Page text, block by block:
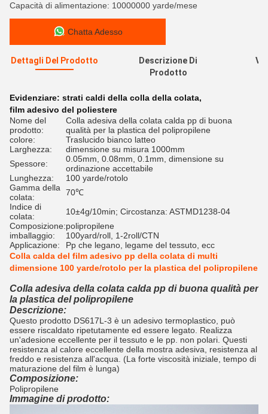
Capacità di alimentazione: 10000000 yarde/mese
Chatta Adesso
Dettagli Del Prodotto
Descrizione Di
Prodotto
Evidenziare: strati caldi della colla della colata,
film adesivo del poliestere
Nome del
prodotto:
Colla adesiva della colata calda pp di buona
qualità per la plastica del polipropilene
colore:
Traslucido bianco latteo
Larghezza:
dimensione su misura 1000mm
Spessore:
0.05mm, 0.08mm, 0.1mm, dimensione su
ordinazione accettabile
Lunghezza:
100 yarde/rotolo
Gamma della
colata:
70℃
Indice di
colata:
10±4g/10min; Circostanza: ASTMD1238-04
Composizione:polipropilene
imballaggio:
100yard/roll, 1-2roll/CTN
Applicazione:
Pp che legano, legame del tessuto, ecc
Colla calda del film adesivo pp della colata di multi
dimensione 100 yarde/rotolo per la plastica del polipropilene
Colla adesiva della colata calda pp di buona qualità per
la plastica del polipropilene
Descrizione:
Questo prodotto DS617L-3 è un adesivo termoplastico, può
essere riscaldato ripetutamente ed essere legato. Realizza
un'adesione eccellente per il tessuto e le pp. non polari. Questi
resistenza al calore eccellente della mostra adesiva, resistenza al
freddo e resistenza all'acqua. (La forte viscosità iniziale, tempo di
maturazione del film è lunga)
Composizione:
Polipropilene
Immagine di prodotto: